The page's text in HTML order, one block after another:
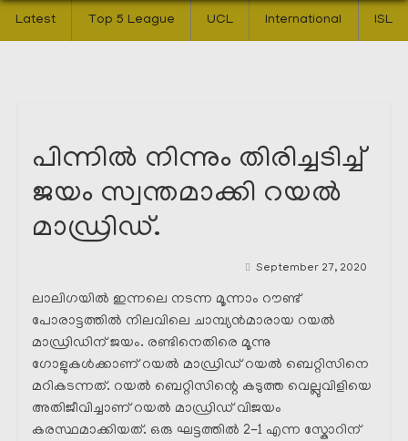
Latest Top 5 League UCL International ISL
പിന്നിൽ നിന്നും തിരിച്ചടിച്ച്
ജയം സ്വന്തമാക്കി റയൽ
മാഡ്രിഡ്‌.
September 27, 2020
ലാലിഗയിൽ ഇന്നലെ നടന്ന മൂന്നാം റൗണ്ട്
പോരാട്ടത്തിൽ നിലവിലെ ചാമ്പ്യൻമാരായ റയൽ
മാഡ്രിഡിന് ജയം. രണ്ടിനെതിരെ മൂന്നു
ഗോളുകൾക്കാണ് റയൽ മാഡ്രിഡ്‌ റയൽ ബെറ്റിസിനെ
മറികടന്നത്. റയൽ ബെറ്റിസിന്റെ കടുത്ത വെല്ലുവിളിയെ
അതിജീവിച്ചാണ് റയൽ മാഡ്രിഡ്‌ വിജയം
കരസ്ഥമാക്കിയത്. ഒരു ഘട്ടത്തിൽ 2-1 എന്ന സ്കോറിന്